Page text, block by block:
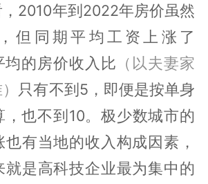
2010年到2022年房价虽然
但同期平均工资上涨了
均的房价收入比 （以夫妻家
只有不到5，即便是按单身
，也不到10。极少数城市的
也有当地的收入构成因素，
就是高科技企业最为集中的